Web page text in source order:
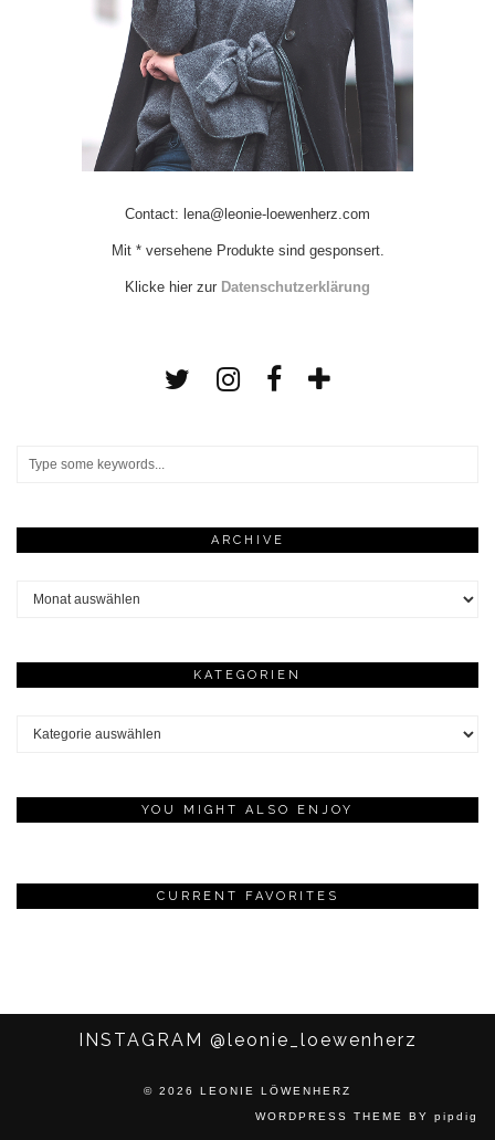
Contact: lena@leonie-loewenherz.com
Mit * versehene Produkte sind gesponsert.
Klicke hier zur Datenschutzerklärung
ARCHIVE
KATEGORIEN
YOU MIGHT ALSO ENJOY
CURRENT FAVORITES
INSTAGRAM @leonie_loewenherz
© 2026 LEONIE LÖWENHERZ
WORDPRESS THEME BY pipdig